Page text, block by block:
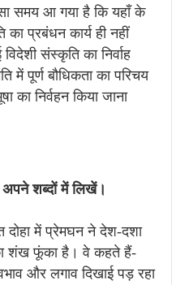
समय आ गया है कि यहाँ के
प्रबंधन कार्य ही नहीं
संस्कृति का निर्वाह
पूर्ण बौधिकता का परिचय
का निर्वहन किया जाना
अपने शब्दों में लिखें।
में प्रेमघन ने देश-दशा
शंख फूंका है। वे कहते हैं-
और लगाव दिखाई पड़ रहा